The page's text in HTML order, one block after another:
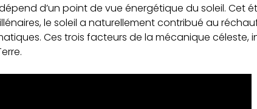
d’un point de vue énergétique du soleil. Cet
le soleil a naturellement contribué au
Ces trois facteurs de la mécanique céleste,